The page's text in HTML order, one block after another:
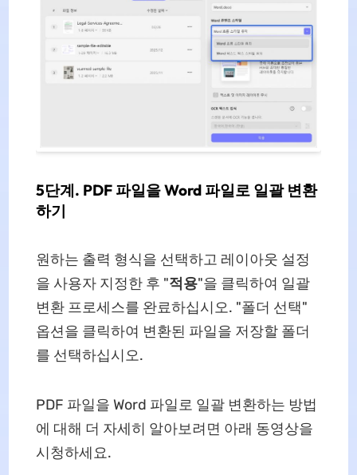
5단계. PDF 파일을 Word 파일로 일괄 변환
하기
원하는 출력 형식을 선택하고 레이아웃 설정
을 사용자 지정한 후 "적용"을 클릭하여 일괄
변환 프로세스를 완료하십시오. "폴더 선택"
옵션을 클릭하여 변환된 파일을 저장할 폴더
를 선택하십시오.
PDF 파일을 Word 파일로 일괄 변환하는 방법
에 대해 더 자세히 알아보려면 아래 동영상을
시청하세요.